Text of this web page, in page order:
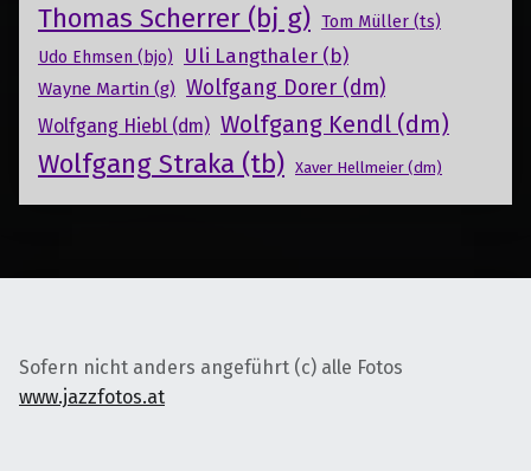
Thomas Scherrer (bj g) Tom Müller (ts)
Udo Ehmsen (bjo)
Uli Langthaler (b)
Wayne Martin (g) Wolfgang Dorer (dm)
Wolfgang Hiebl (dm) Wolfgang Kendl (dm)
Wolfgang Straka (tb) Xaver Hellmeier (dm)
Sofern nicht anders angeführt (c) alle Fotos
www.jazzfotos.at